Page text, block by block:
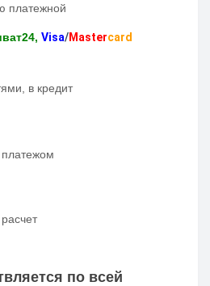
платежной
Visa/Mastercard
в кредит
по всей